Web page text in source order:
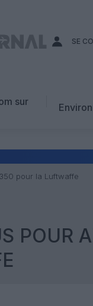
SE
sur
d’expert
pour la Luftwaffe
POUR